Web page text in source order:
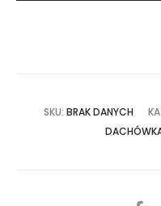
SKU: BRAK DANYCH